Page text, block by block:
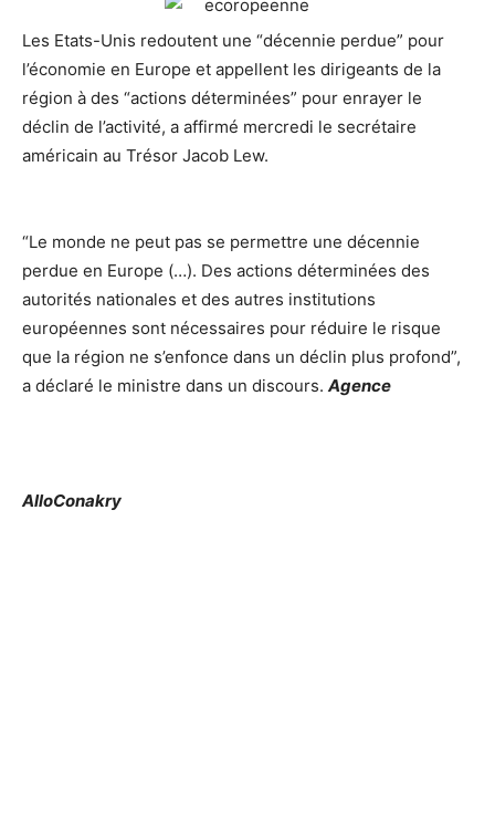
Les Etats-Unis redoutent une “décennie perdue” pour
l’économie en Europe et appellent les dirigeants de la
région à des “actions déterminées” pour enrayer le
déclin de l’activité, a affirmé mercredi le secrétaire
américain au Trésor Jacob Lew.
“Le monde ne peut pas se permettre une décennie
perdue en Europe (…). Des actions déterminées des
autorités nationales et des autres institutions
européennes sont nécessaires pour réduire le risque
que la région ne s’enfonce dans un déclin plus profond”,
a déclaré le ministre dans un discours. Agence
AlloConakry